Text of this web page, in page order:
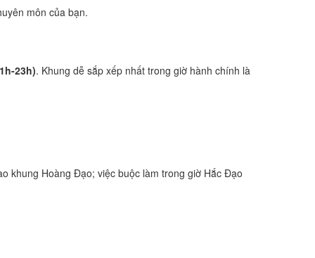
môn của bạn.
23h). Khung dễ sắp xếp nhất trong giờ hành chính là
khung Hoàng Đạo; việc buộc làm trong giờ Hắc Đạo